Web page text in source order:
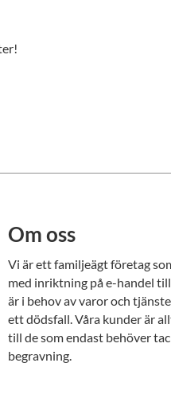
Om oss
Vi är ett familjeägt företag
med inriktning på e-handel
är i behov av varor och
ett dödsfall. Våra kunder är
till de som endast behöver
begravning.